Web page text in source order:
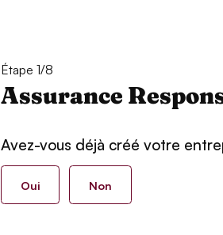
Étape 1/8
Assurance
Avez-vous déjà créé votre
Oui Non